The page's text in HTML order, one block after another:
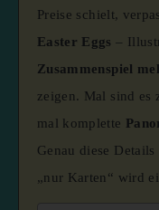
Preise schielt,
Easter Eggs –
Zusammenspiel
zeigen. Mal sind es
mal komplette
Genau diese
„nur Karten“ wird